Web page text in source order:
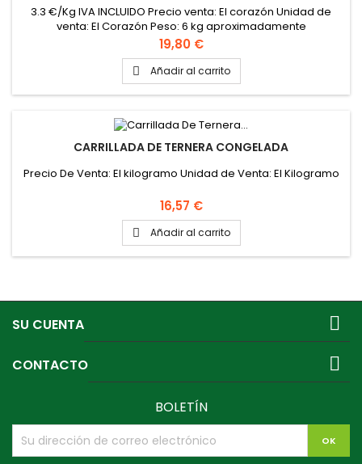
3.3 €/Kg IVA INCLUIDO Precio venta: El corazón Unidad de
venta: El Corazón Peso: 6 kg aproximadamente
Precio
19,80 €
 Añadir al carrito
CARRILLADA DE TERNERA CONGELADA
Precio De Venta: El kilogramo Unidad de Venta: El Kilogramo
Precio
16,57 €
 Añadir al carrito
SU CUENTA 
CONTACTO 
BOLETÍN